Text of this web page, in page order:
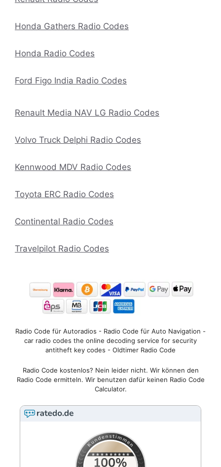
Honda Gathers Radio Codes
Honda Radio Codes
Ford Figo India Radio Codes
Renault Media NAV LG Radio Codes
Volvo Truck Delphi Radio Codes
Kennwood MDV Radio Codes
Toyota ERC Radio Codes
Continental Radio Codes
Travelpilot Radio Codes
Radio Code für Autoradios - Radio Code für Auto Navigation -
car radio codes the online decoding service for security
antitheft key codes - Oldtimer Radio Code
Radio Code kostenlos? Nein leider nicht. Wir können den
Radio Code ermitteln. Wir benutzen dafür keinen Radio Code
Calculator.